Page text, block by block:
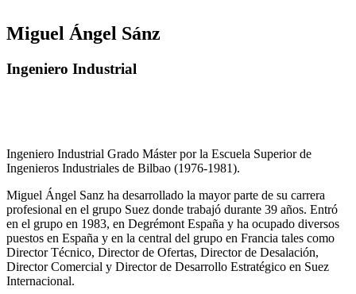
Miguel Ángel Sánz
Ingeniero Industrial
Ingeniero Industrial Grado Máster por la Escuela Superior de
Ingenieros Industriales de Bilbao (1976-1981).
Miguel Ángel Sanz ha desarrollado la mayor parte de su carrera
profesional en el grupo Suez donde trabajó durante 39 años. Entró
en el grupo en 1983, en Degrémont España y ha ocupado diversos
puestos en España y en la central del grupo en Francia tales como
Director Técnico, Director de Ofertas, Director de Desalación,
Director Comercial y Director de Desarrollo Estratégico en Suez
Internacional.